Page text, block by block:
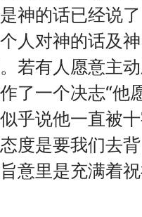
神的话已经说
人对神的话及
若有人愿意主
了一个决志“他
乎说他一直被
度是要我们去
意里是充满着